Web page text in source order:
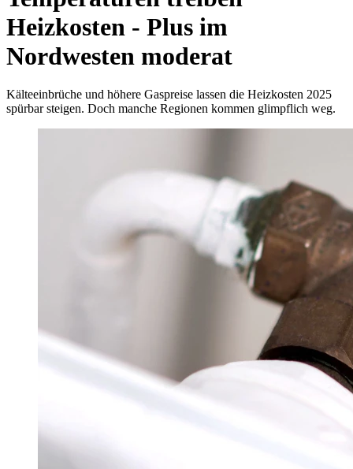
Heizkosten - Plus im
Nordwesten moderat
Kälteeinbrüche und höhere Gaspreise lassen die Heizkosten 2025
spürbar steigen. Doch manche Regionen kommen glimpflich weg.